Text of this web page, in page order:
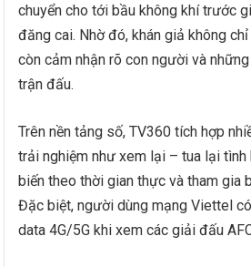
chuyển cho tới bầu không khí trước
đăng cai. Nhờ đó, khán giả không
còn cảm nhận rõ con người và
trận đấu.
Trên nền tảng số, TV360 tích hợp
trải nghiệm như xem lại – tua lại tình
biến theo thời gian thực và tham gia
Đặc biệt, người dùng mạng Viettel
data 4G/5G khi xem các giải đấu